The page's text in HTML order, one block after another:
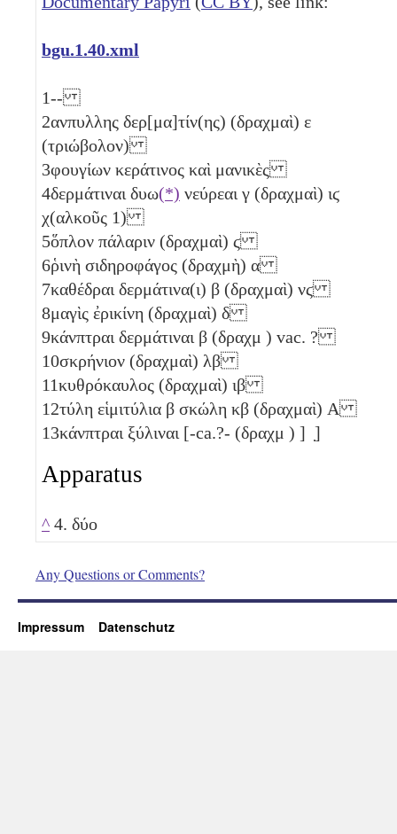
bgu.1.40.xml
1--
2ανπυλλης δερ[μα]τίν(ης) (δραχμαὶ) ε
(τριώβολον)
3φουγίων κεράτινος καὶ μανικὲς
4δερμάτιναι δυω(*) νεύρεαι γ (δραχμαὶ) ιϛ
χ(αλκοῦς 1)
5ὅπλον πάλαριν (δραχμαὶ) ϛ
6ῥινὴ σιδηροφάγος (δραχμὴ) α
7καθέδραι δερμάτινα(ι) β (δραχμαὶ) νϛ
8μαγὶς ἐρικίνη (δραχμαὶ) δ
9κάνπτραι δερμάτιναι β (δραχμ ) vac. ?
10σκρήνιον (δραχμαὶ) λβ
11κυθρόκαυλος (δραχμαὶ) ιβ
12τύλη εἱμιτύλια β σκώλη κβ (δραχμαὶ) Α
13κάνπτραι ξύλιναι [-ca.?- (δραχμ ) ] ̣]
Apparatus
^ 4. δύο
Any Questions or Comments?
Impressum Datenschutz